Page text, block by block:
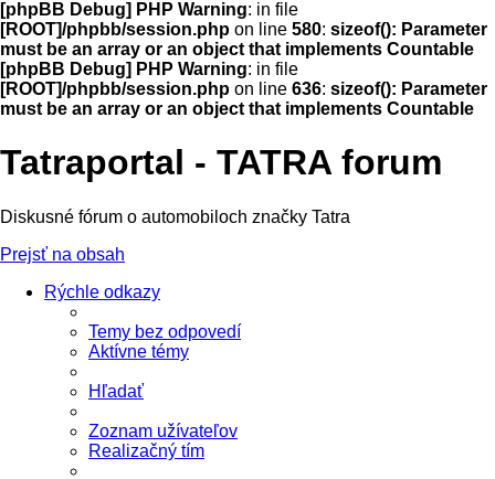
[phpBB Debug] PHP Warning: in file
[ROOT]/phpbb/session.php on line 580: sizeof(): Parameter
must be an array or an object that implements Countable
[phpBB Debug] PHP Warning: in file
[ROOT]/phpbb/session.php on line 636: sizeof(): Parameter
must be an array or an object that implements Countable
Tatraportal - TATRA forum
Diskusné fórum o automobiloch značky Tatra
Prejsť na obsah
Rýchle odkazy
Temy bez odpovedí
Aktívne témy
Hľadať
Zoznam užívateľov
Realizačný tím